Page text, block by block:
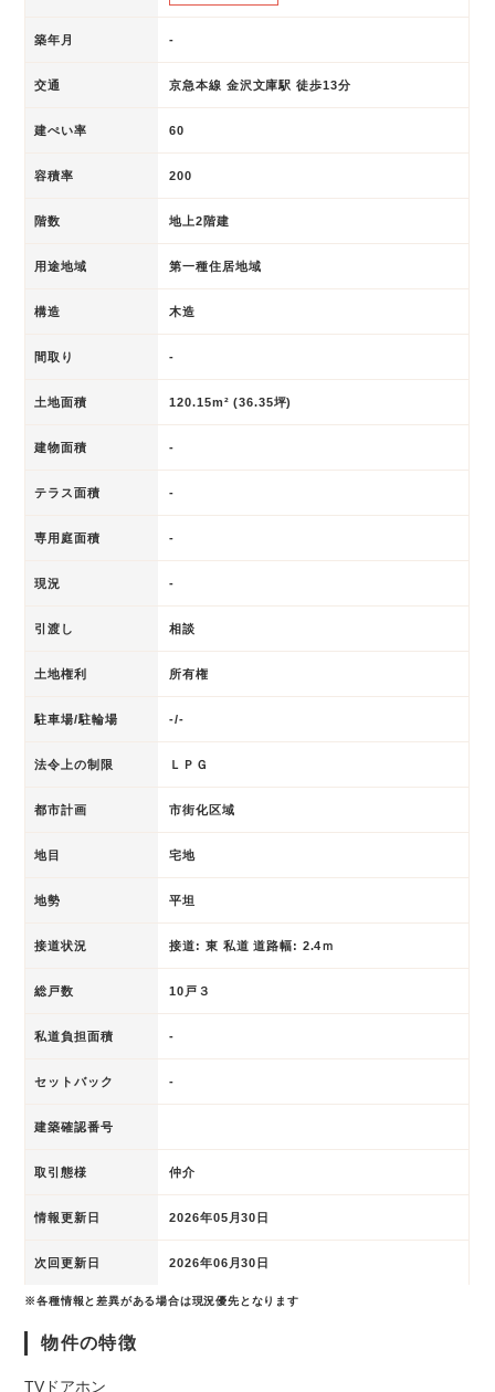
築年月 -
交通 京急本線 金沢文庫駅 徒歩13分
建ぺい率 60
容積率 200
階数 地上2階建
用途地域 第一種住居地域
構造 木造
間取り -
土地面積 120.15m² (36.35坪)
建物面積 -
テラス面積 -
専用庭面積 -
現況 -
引渡し 相談
土地権利 所有権
駐車場/駐輪場 -/-
法令上の制限 ＬＰＧ
都市計画 市街化区域
地目 宅地
地勢 平坦
接道状況 接道: 東 私道 道路幅: 2.4ｍ
総戸数 10戸３
私道負担面積 -
セットバック -
建築確認番号
取引態様 仲介
情報更新日 2026年05月30日
次回更新日 2026年06月30日
※各種情報と差異がある場合は現況優先となります
物件の特徴
TVドアホン